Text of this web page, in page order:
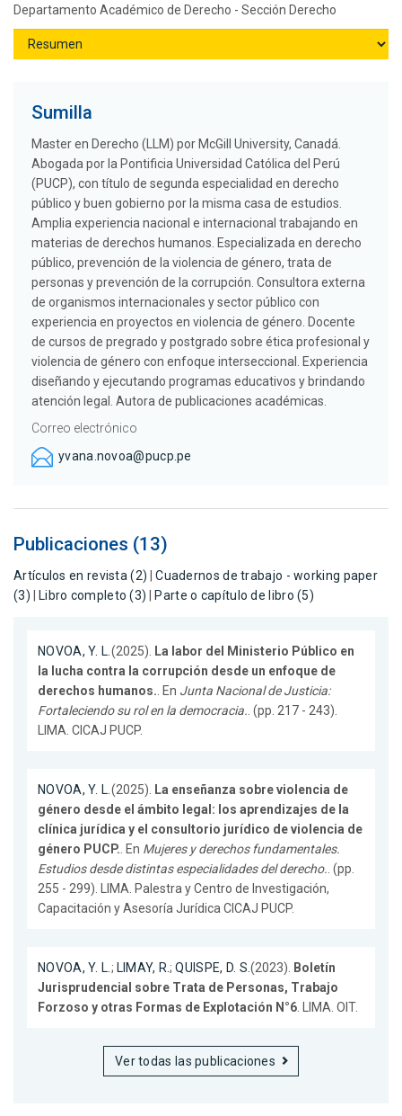
Departamento Académico de Derecho - Sección Derecho
Sumilla
Master en Derecho (LLM) por McGill University, Canadá.
Abogada por la Pontificia Universidad Católica del Perú
(PUCP), con título de segunda especialidad en derecho
público y buen gobierno por la misma casa de estudios.
Amplia experiencia nacional e internacional trabajando en
materias de derechos humanos. Especializada en derecho
público, prevención de la violencia de género, trata de
personas y prevención de la corrupción. Consultora externa
de organismos internacionales y sector público con
experiencia en proyectos en violencia de género. Docente
de cursos de pregrado y postgrado sobre ética profesional y
violencia de género con enfoque interseccional. Experiencia
diseñando y ejecutando programas educativos y brindando
atención legal. Autora de publicaciones académicas.
Correo electrónico
yvana.novoa@pucp.pe
Publicaciones (13)
Artículos en revista (2) |Cuadernos de trabajo - working paper
(3)
Libro completo (3) Parte o capítulo de libro (5)
NOVOA, Y. L. (2025).
La labor del Ministerio Público en
la lucha contra la corrupción desde un enfoque de
derechos humanos. . En Junta Nacional de Justicia:
Fortaleciendo su rol en la democracia. . (pp. 217 - 243).
LIMA. CICAJ PUCP.
NOVOA, Y. L. (2025).
La enseñanza sobre violencia de
género desde el ámbito legal: los aprendizajes de la
clínica jurídica y el consultorio jurídico de violencia de
género PUCP. . En Mujeres y derechos fundamentales.
Estudios desde distintas especialidades del derecho. . (pp.
255 - 299). LIMA. Palestra y Centro de Investigación,
Capacitación y Asesoría Jurídica CICAJ PUCP.
NOVOA, Y. L. ; LIMAY, R.;QUISPE, D. S.(2023).
Boletín
Jurisprudencial sobre Trata de Personas, Trabajo
Forzoso y otras Formas de Explotación N°6 . LIMA. OIT.
Ver todas las publicaciones